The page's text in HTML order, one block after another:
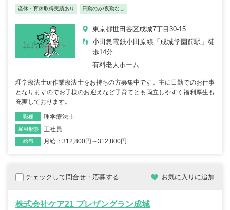
産休・育休取得実績あり 日勤のみ/夜勤なし
東京都世田谷区成城7丁目30-15
小田急電鉄小田原線「成城学園前駅」徒
歩14分
有料老人ホーム
理学療法士or作業療法士をお持ちの方募集中です。主に日勤でのお仕事
となりますのでお子様のお迎えなど子育てとも両立しやすく福利厚生も
充実しております。
職種 理学療法士
雇用形態 正社員
給与 月給：312,800円～312,800円
チェックして問合せ・応募する お気に入りに追加
株式会社ケア21 プレザングラン成城